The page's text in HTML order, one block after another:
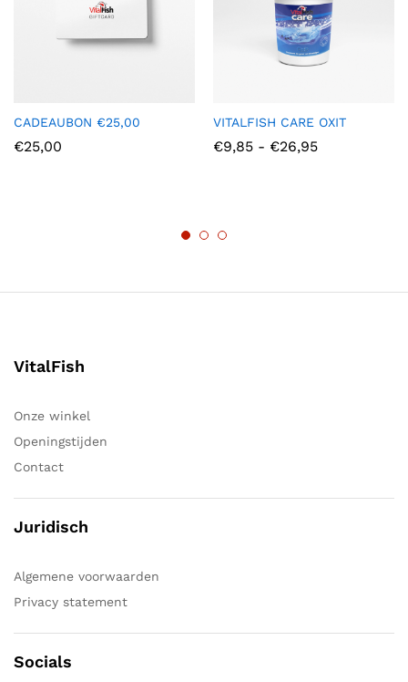
CADEAUBON €25,00
€25,00
VITALFISH CARE OXIT
€9,85 - €26,95Prijsklasse:
VitalFish
Onze winkel
Openingstijden
Contact
Juridisch
Algemene voorwaarden
Privacy statement
Socials